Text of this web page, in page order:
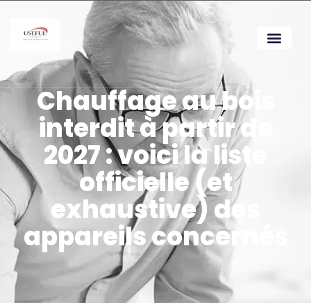
Chauffage au bois
interdit à partir de
2027 : voici la liste
officielle (et
exhaustive) des
appareils concernés